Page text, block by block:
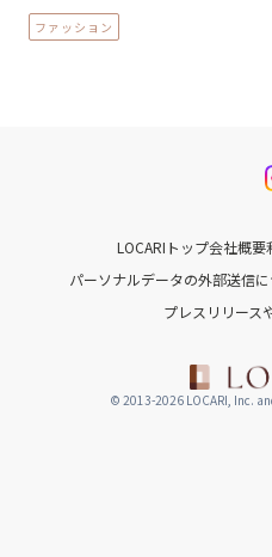
ファッション
LOCARIトップ会社概要
パーソナルデータの外部送信
プレスリリース
© 2013-2026 LOCARI, Inc.